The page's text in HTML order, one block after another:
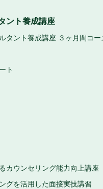
ント養成講座
タント養成講座 ３ヶ月間コ
ト
カウンセリング能力向上講座
グを活用した面接実技講習